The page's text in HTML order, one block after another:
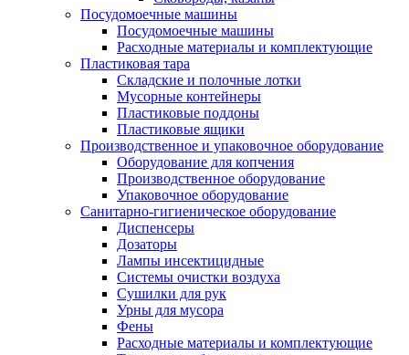
Посудомоечные машины
Посудомоечные машины
Расходные материалы и комплектующие
Пластиковая тара
Складские и полочные лотки
Мусорные контейнеры
Пластиковые поддоны
Пластиковые ящики
Производственное и упаковочное оборудование
Оборудование для копчения
Производственное оборудование
Упаковочное оборудование
Санитарно-гигиеническое оборудование
Диспенсеры
Дозаторы
Лампы инсектицидные
Системы очистки воздуха
Сушилки для рук
Урны для мусора
Фены
Расходные материалы и комплектующие